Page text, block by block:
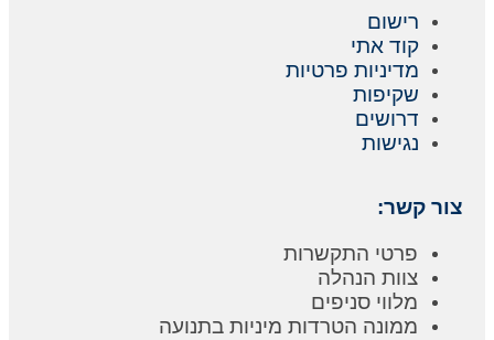
רישום
קוד אתי
מדיניות פרטיות
שקיפות
דרושים
נגישות
צור קשר:
פרטי התקשרות
צוות הנהלה
מלווי סניפים
ממונה הטרדות מיניות בתנועה